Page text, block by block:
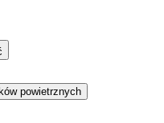
powietrznych